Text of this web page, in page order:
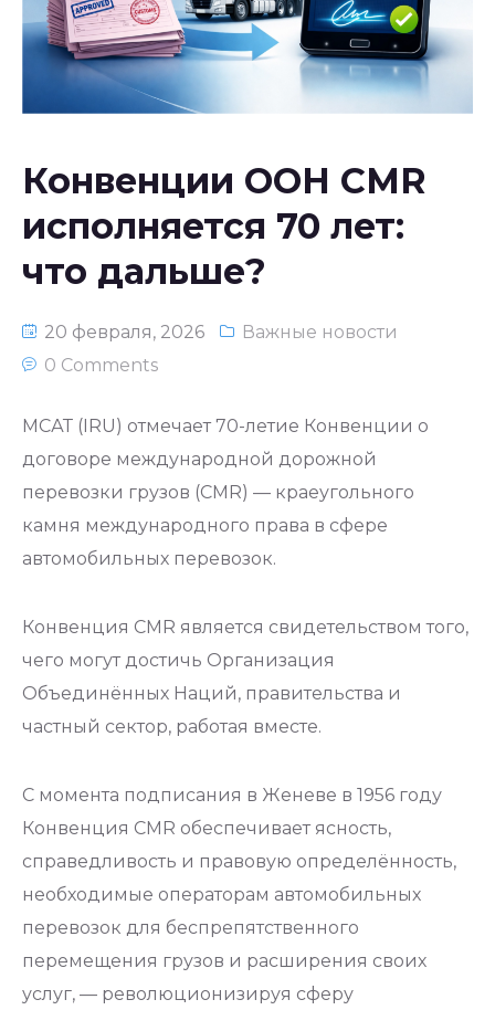
Национальное законодательство
республики Узбекистан
Конвенции ООН CMR
исполняется 70 лет:
что дальше?
20 февраля, 2026
Важные новости
0 Comments
МСАТ (IRU) отмечает 70-летие Конвенции о
договоре международной дорожной
перевозки грузов (CMR) — краеугольного
камня международного права в сфере
автомобильных перевозок.
Конвенция CMR является свидетельством того,
чего могут достичь Организация
Объединённых Наций, правительства и
частный сектор, работая вместе.
С момента подписания в Женеве в 1956 году
Конвенция CMR обеспечивает ясность,
справедливость и правовую определённость,
необходимые операторам автомобильных
перевозок для беспрепятственного
перемещения грузов и расширения своих
услуг, — революционизируя сферу